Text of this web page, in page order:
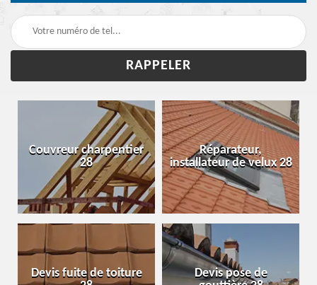
Couvreur charpentier
28
Réparateur,
installateur de velux 28
Devis fuite de toiture
Devis pose de